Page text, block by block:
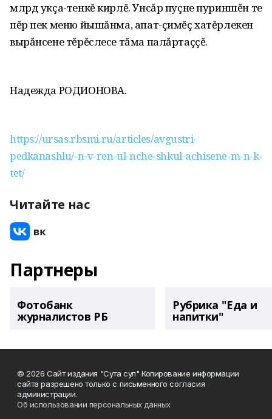
млрд укçа-тенкĕ кирлĕ. Унсăр пуçне пуриншĕн те
пĕр пек меню йышăнма, апат-çимĕç хатĕрлекен
вырăнсене тĕрĕслесе тăма палăртаççĕ.
Надежда РОДИОНОВА.
https://ursas.rbsmi.ru/articles/avgustri-
pedkanashlu/-n-v-ren-ul-nche-shkul-achisene-m-n-k-
tet/
Читайте нас
Партнеры
Фотобанк
журналистов РБ
Рубрика "Еда и
напитки"
© 2026 Сайт издания "Сута сул" Копирование информации
сайта разрешено только с письменного согласия
администрации.
Об использовании персональных данных